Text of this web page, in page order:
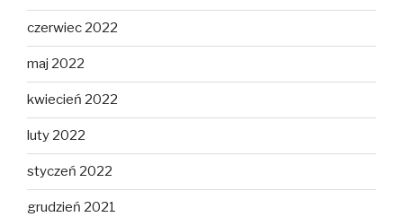
czerwiec 2022
maj 2022
kwiecień 2022
luty 2022
styczeń 2022
grudzień 2021